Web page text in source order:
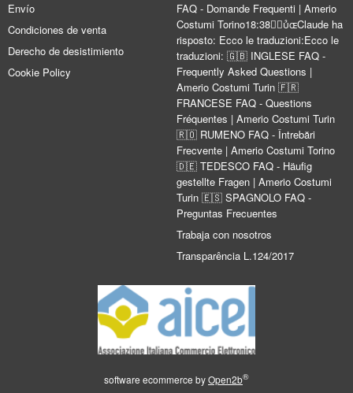
Envío
Condiciones de venta
Derecho de desistimiento
Cookie Policy
FAQ - Domande Frequenti | Amerio
Costumi Torino18:38Claude ha
risposto: Ecco le traduzioni:Ecco le
traduzioni: 🇬🇧 INGLESE FAQ -
Frequently Asked Questions |
Amerio Costumi Turin 🇫🇷
FRANCESE FAQ - Questions
Fréquentes | Amerio Costumi Turin
🇷🇴 RUMENO FAQ - Întrebări
Frecvente | Amerio Costumi Torino
🇩🇪 TEDESCO FAQ - Häufig
gestellte Fragen | Amerio Costumi
Turin 🇪🇸 SPAGNOLO FAQ -
Preguntas Frecuentes
Trabaja con nosotros
Transparência L.124/2017
software ecommerce byOpen2b®